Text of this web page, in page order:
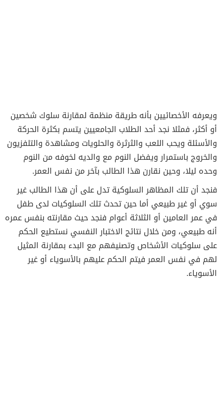
ويعرفه الأخصائيين بأنه طريقة منظمة لمقارنة سلوك شخصين
أو أكثر، فمثلا نجد أحد الطلاب الجامعيين يتسم بكثرة الحركة
والأسئلة ويحب اللعب والثرثرة والحلويات ومشاهدة والتلفزيون
والخروج باستمرار ويفضل النوم مع والديه لخوفه من النوم
وحده ليلا، وحين نقارن هذا الطالب بآخر من نفس العمر.
فنجد أن تلك المظاهر السلوكية تدل على أن هذا الطالب غير
سوي أو غير طبيعي أما حين تحدث تلك السلوكيات لدى طفل
في عمر العامين أو الثلاثة أعوام فنجد حيث مقارنته بنفس عمره
أنه طبيعي، ومن خلال نتائج الاختبار النفسي نستطيع الحكم
على سلوكيات الأشخاص وتصنيفهم مع البدء بمقارنة المثيل
لهم في نفس العمر فيتم الحكم عليهم بالأسوياء أو غير
الأسوياء.